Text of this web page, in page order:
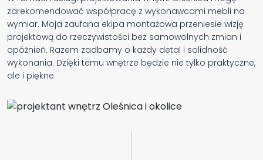
zarekomendować współpracę z wykonawcami mebli na
wymiar. Moja zaufana ekipa montażowa przeniesie wizję
projektową do rzeczywistości bez samowolnych zmian i
opóźnień. Razem zadbamy o każdy detal i solidność
wykonania. Dzięki temu wnętrze będzie nie tylko praktyczne,
ale i piękne.